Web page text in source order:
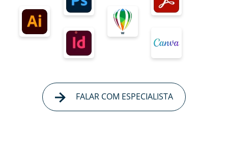
FALAR COM ESPECIALISTA